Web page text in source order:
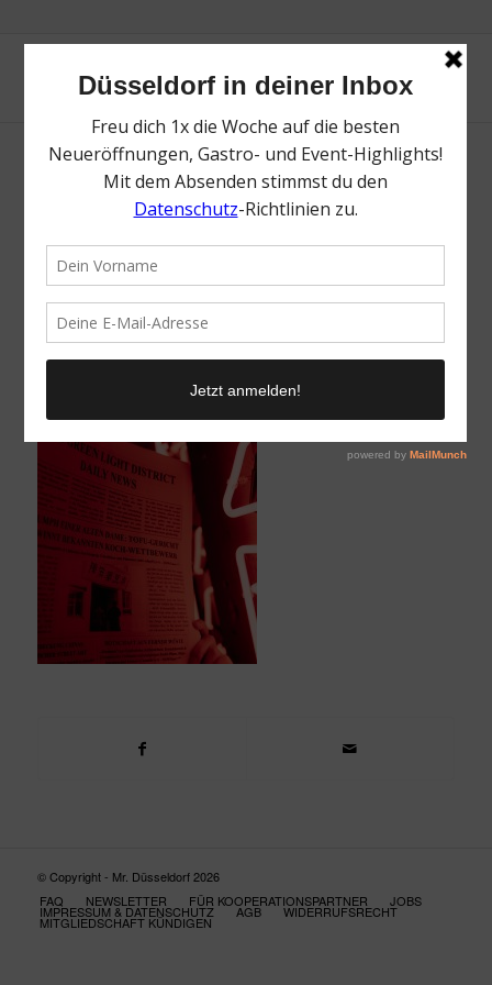
Green Light District Düsseldorf |
© Copyright - Mr. Düsseldorf 2026
FAQ
NEWSLETTER FÜR KOOPERATIONSPARTNER JOBS
IMPRESSUM & DATENSCHUTZ AGB WIDERRUFSRECHT
MITGLIEDSCHAFT KÜNDIGEN